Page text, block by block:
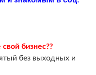
бизнес??
без выходных и